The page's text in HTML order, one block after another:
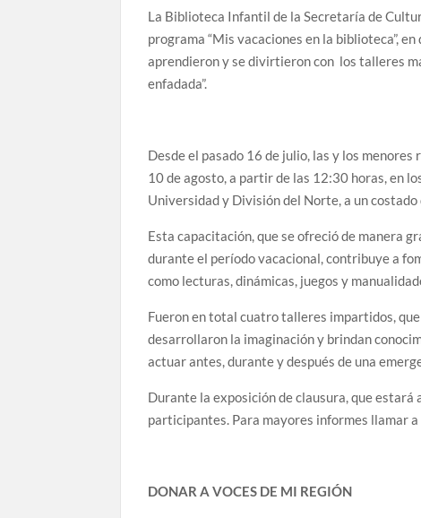
La Biblioteca Infantil de la Secretaría de
programa “Mis vacaciones en la biblioteca”,
aprendieron y se divirtieron con los talleres
enfadada”.
Desde el pasado 16 de julio, las y los
10 de agosto,a partir de las 12:30 horas, en
Universidad y División del Norte, a un costado
Esta capacitación, que se ofreció de manera
durante el período vacacional, contribuye a
como lecturas, dinámicas, juegos y
Fueron en total cuatro talleres impartidos,
desarrollaron la imaginación y brindan
actuar antes, durante y después de una
Durante la exposición de clausura, que estará
participantes. Para mayores informes llamar
DONAR A VOCES DE MI REGIÓN